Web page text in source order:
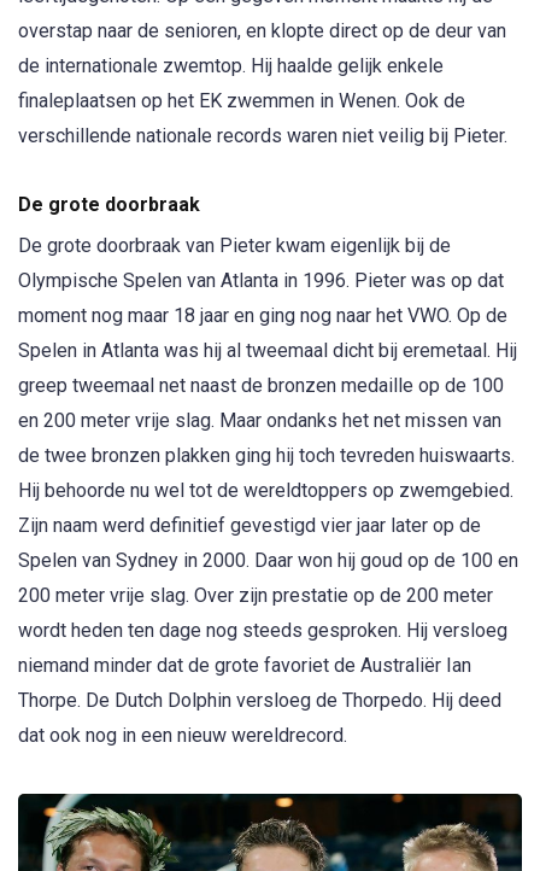
overstap naar de senioren, en klopte direct op de deur van
de internationale zwemtop. Hij haalde gelijk enkele
finaleplaatsen op het EK zwemmen in Wenen. Ook de
verschillende nationale records waren niet veilig bij Pieter.
De grote doorbraak
De grote doorbraak van Pieter kwam eigenlijk bij de
Olympische Spelen van Atlanta in 1996. Pieter was op dat
moment nog maar 18 jaar en ging nog naar het VWO. Op de
Spelen in Atlanta was hij al tweemaal dicht bij eremetaal. Hij
greep tweemaal net naast de bronzen medaille op de 100
en 200 meter vrije slag. Maar ondanks het net missen van
de twee bronzen plakken ging hij toch tevreden huiswaarts.
Hij behoorde nu wel tot de wereldtoppers op zwemgebied.
Zijn naam werd definitief gevestigd vier jaar later op de
Spelen van Sydney in 2000. Daar won hij goud op de 100 en
200 meter vrije slag. Over zijn prestatie op de 200 meter
wordt heden ten dage nog steeds gesproken. Hij versloeg
niemand minder dat de grote favoriet de Australiër Ian
Thorpe. De Dutch Dolphin versloeg de Thorpedo. Hij deed
dat ook nog in een nieuw wereldrecord.